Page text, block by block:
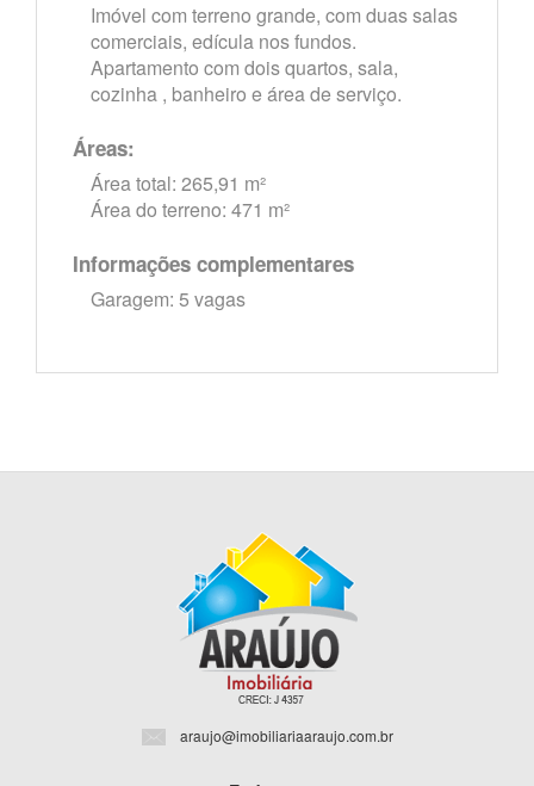
Imóvel com terreno grande, com duas salas
comerciais, edícula nos fundos.
Apartamento com dois quartos, sala,
cozinha , banheiro e área de serviço.
Áreas:
Área total: 265,91 m²
Área do terreno: 471 m²
Informações complementares
Garagem: 5 vagas
araujo@imobiliariaaraujo.com.br